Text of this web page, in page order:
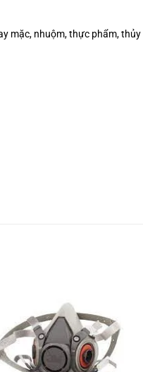
mặc, nhuộm, thực phẩm,